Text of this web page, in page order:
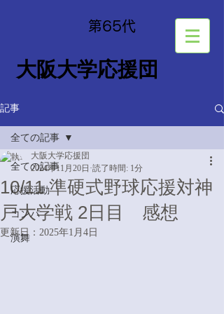
​第65代
大阪大学応援団
記事
全ての記事
応援活動
コンパ
演舞
全ての記事
10/11 準硬式野球応援対神
戸大学戦 2日目 感想
大阪大学応援団
2024年11月20日 読了時間: 1分
更新日： 2025年1月4日